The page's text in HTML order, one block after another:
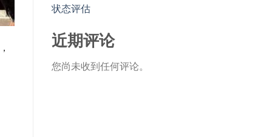
状态评估
近期评论
您尚未收到任何评论。